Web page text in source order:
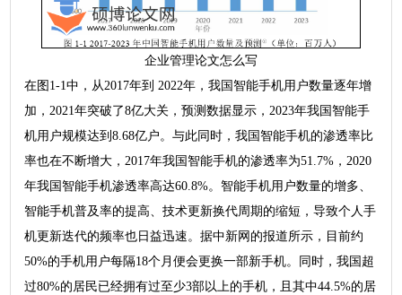
企业管理论文怎么写
在图1-1中，从2017年到 2022年，我国智能手机用户数量逐年增
加，2021年突破了8亿大关，预测数据显示，2023年我国智能手
机用户规模达到8.68亿户。与此同时，我国智能手机的渗透率比
率也在不断增大，2017年我国智能手机的渗透率为51.7%，2020
年我国智能手机渗透率高达60.8%。智能手机用户数量的增多、
智能手机普及率的提高、技术更新换代周期的缩短，导致个人手
机更新迭代的频率也日益迅速。据中新网的报道所示，目前约
50%的手机用户每隔18个月便会更换一部新手机。同时，我国超
过80%的居民已经拥有过至少3部以上的手机，且其中44.5%的居